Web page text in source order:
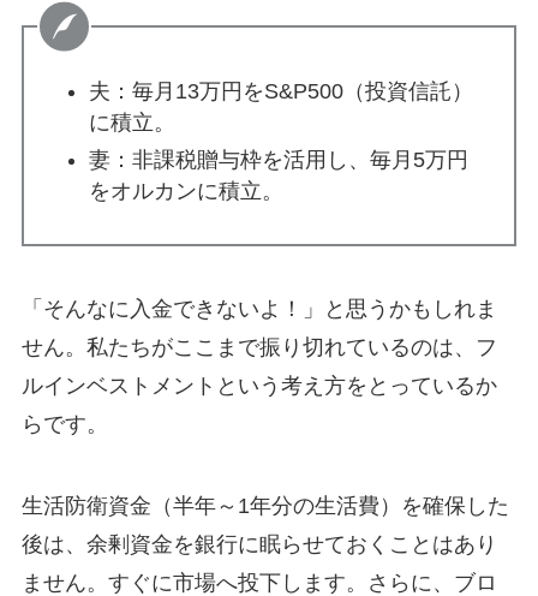
夫：毎月13万円をS&P500（投資信託）
に積立。
妻：非課税贈与枠を活用し、毎月5万円
をオルカンに積立。
「そんなに入金できないよ！」と思うかもしれま
せん。私たちがここまで振り切れているのは、フ
ルインベストメントという考え方をとっているか
らです。
生活防衛資金（半年～1年分の生活費）を確保した
後は、余剰資金を銀行に眠らせておくことはあり
ません。すぐに市場へ投下します。さらに、ブロ